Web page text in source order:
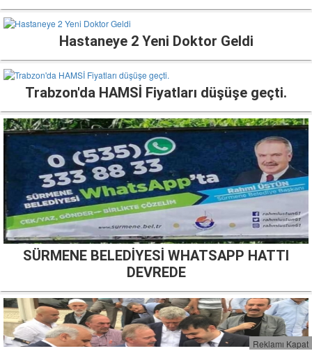
Hastaneye 2 Yeni Doktor Geldi
Trabzon'da HAMSİ Fiyatları düşüşe geçti.
SÜRMENE BELEDİYESİ WHATSAPP HATTI
DEVREDE
Reklamı Kapat